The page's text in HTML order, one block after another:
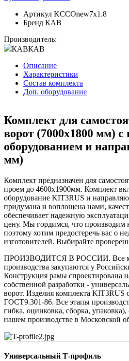
Артикул KCCOnew7x1.8
Бренд КАВ
Производитель:
КАВКАВ
Описание
Характеристики
Состав комплекта
Доп. оборудование
Комплект для
ворот (7000х1800 мм)
оборудованием и
мм)
Комплект предназначен для
проем до 4600х1900мм. Комплект
оборудование KIT3RUS и
придумана и воплощена нами,
обеспечивает надежную
цену. Мы гордимся, что производим
поэтому хотим предостеречь вас о
изготовителей. Выбирайте
ПРОИЗВОДИТСЯ В РОССИИ. Все
производства закупаются у
Конструкция рамы спроектирована
собственной разработки -
ворот. Изделия комплекта KIT3RUS
ГОСТ9.301-86. Все этапы
гибка, оцинковка, сборка,
нашем производстве в Московской
Универсальный Т-профиль